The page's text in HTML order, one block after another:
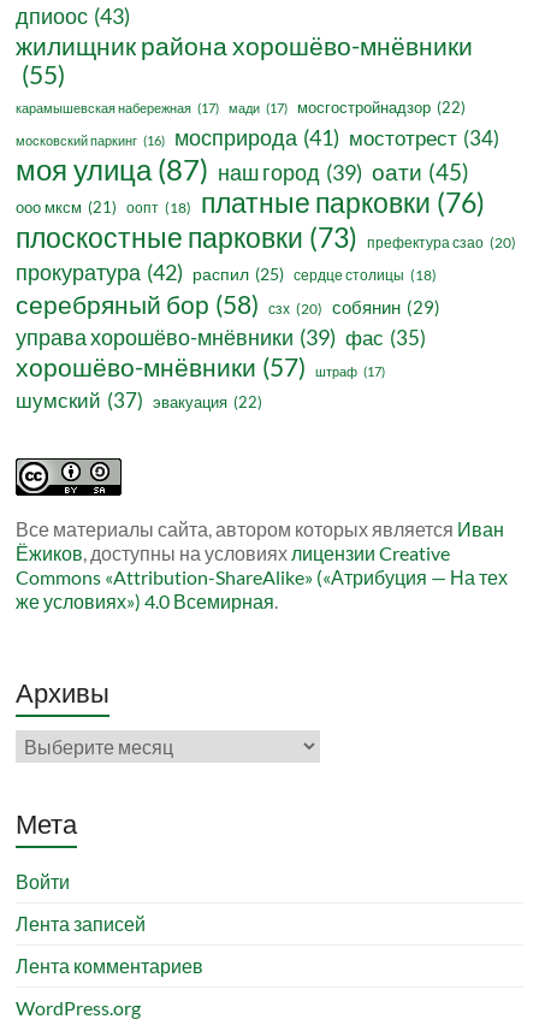
дпиоос (43)
жилищник района хорошёво-мнёвники
(55)
карамышевская набережная (17) мади (17) мосгостройнадзор (22)
московский паркинг (16) мосприрода (41) мостотрест (34)
моя улица(87) наш город (39) оати (45)
ооо мксм (21) оопт (18) платные парковки (76)
плоскостные парковки (73) префектура сзао (20)
прокуратура (42) распил (25) сердце столицы (18)
серебряный бор (58) сзх (20) собянин (29)
управа хорошёво-мнёвники (39) фас (35)
хорошёво-мнёвники (57) штраф (17)
шумский (37) эвакуация (22)
Все материалы сайта, автором которых является Иван
Ёжиков, доступны на условиях лицензии Creative
Commons «Attribution-ShareAlike» («Атрибуция — На тех
же условиях») 4.0 Всемирная.
Архивы
Архивы
Мета
Войти
Лента записей
Лента комментариев
WordPress.org